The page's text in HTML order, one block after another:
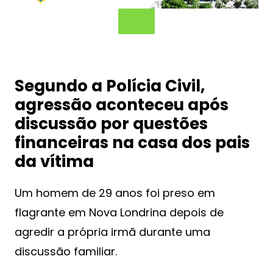
Segundo a Polícia Civil,
agressão aconteceu após
discussão por questões
financeiras na casa dos pais
da vítima
Um homem de 29 anos foi preso em
flagrante em Nova Londrina depois de
agredir a própria irmã durante uma
discussão familiar.